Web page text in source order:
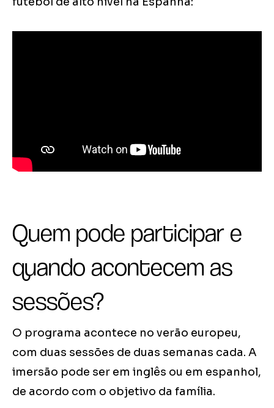
Quem pode participar e
quando acontecem as
sessões?
O programa acontece no verão europeu,
com duas sessões de duas semanas cada. A
imersão pode ser em inglês ou em espanhol,
de acordo com o objetivo da família.